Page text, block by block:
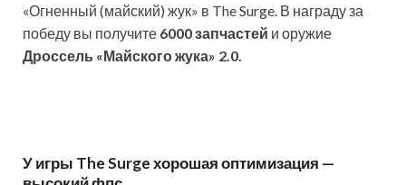
«Огненный (майский) жук» в The Surge. В награду за
победу вы получите 6000 запчастей и оружие
Дроссель «Майского жука» 2.0.
У игры The Surge хорошая оптимизация —